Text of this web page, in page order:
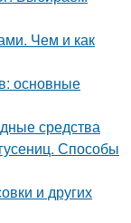
Чем и как
основные
средства
Способы
и других